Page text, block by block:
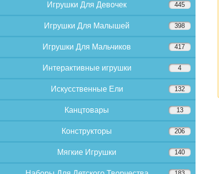
Игрушки Для Девочек 445
Игрушки Для Малышей 398
Игрушки Для Мальчиков 417
Интерактивные игрушки 4
Искусственные Ели 132
Канцтовары 13
Конструкторы 206
Мягкие Игрушки 140